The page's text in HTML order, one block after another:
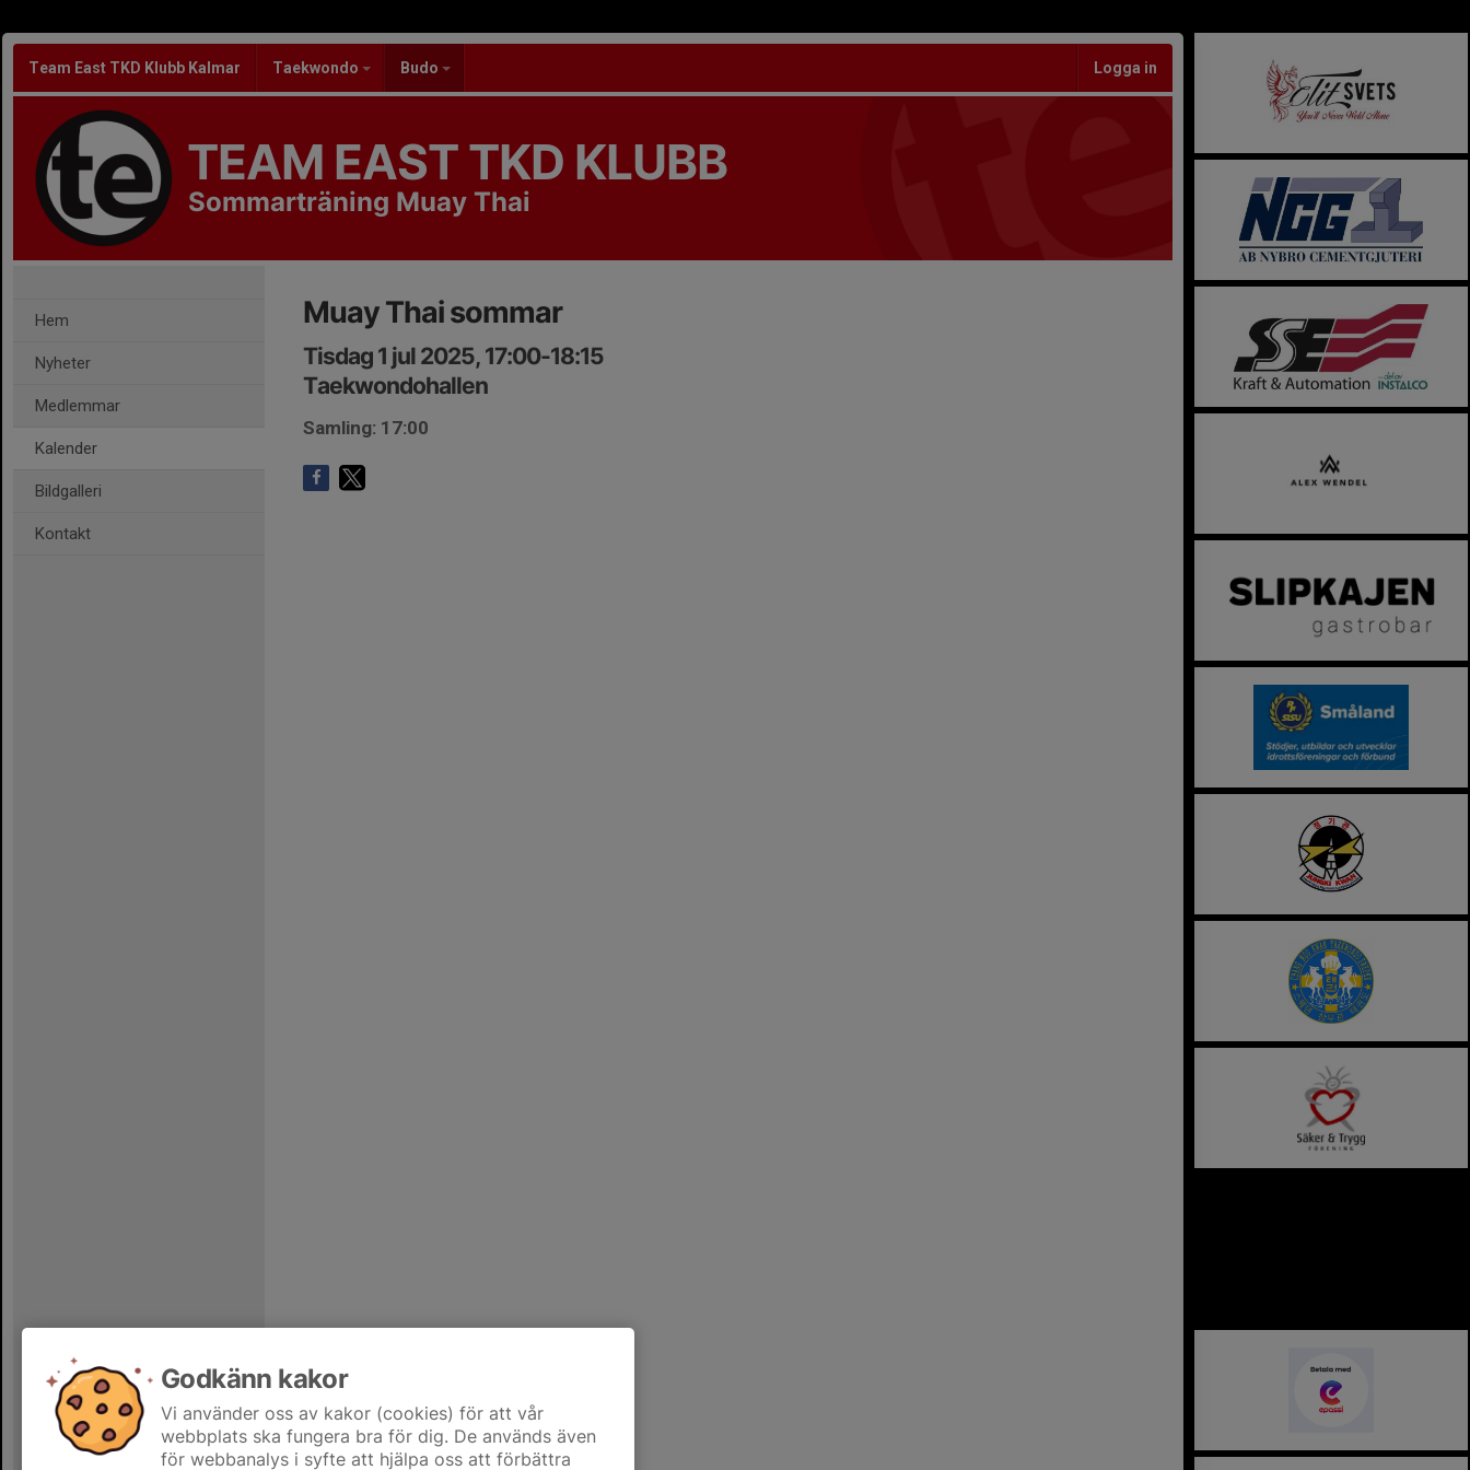
Team East TKD Klubb Kalmar Taekwondo Budo Logga in
TEAM EAST TKD KLUBB
Sommarträning Muay Thai
Hem
Nyheter
Medlemmar
Kalender
Bildgalleri
Kontakt
Muay Thai sommar
Tisdag 1 jul 2025, 17:00-18:15
Taekwondohallen
Samling: 17:00
Godkänn kakor
Vi använder oss av kakor (cookies) för att vår
webbplats ska fungera bra för dig. De används även
för webbanalys i syfte att hjälpa oss att förbättra